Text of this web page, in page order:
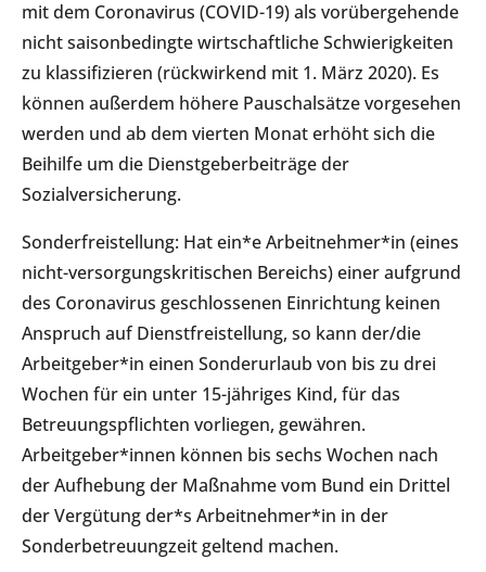
mit dem Coronavirus (COVID-19) als vorübergehende
nicht saisonbedingte wirtschaftliche Schwierigkeiten
zu klassifizieren (rückwirkend mit 1. März 2020). Es
können außerdem höhere Pauschalsätze vorgesehen
werden und ab dem vierten Monat erhöht sich die
Beihilfe um die Dienstgeberbeiträge der
Sozialversicherung.
Sonderfreistellung: Hat ein*e Arbeitnehmer*in (eines
nicht-versorgungskritischen Bereichs) einer aufgrund
des Coronavirus geschlossenen Einrichtung keinen
Anspruch auf Dienstfreistellung, so kann der/die
Arbeitgeber*in einen Sonderurlaub von bis zu drei
Wochen für ein unter 15-jähriges Kind, für das
Betreuungspflichten vorliegen, gewähren.
Arbeitgeber*innen können bis sechs Wochen nach
der Aufhebung der Maßnahme vom Bund ein Drittel
der Vergütung der*s Arbeitnehmer*in in der
Sonderbetreuungzeit geltend machen.